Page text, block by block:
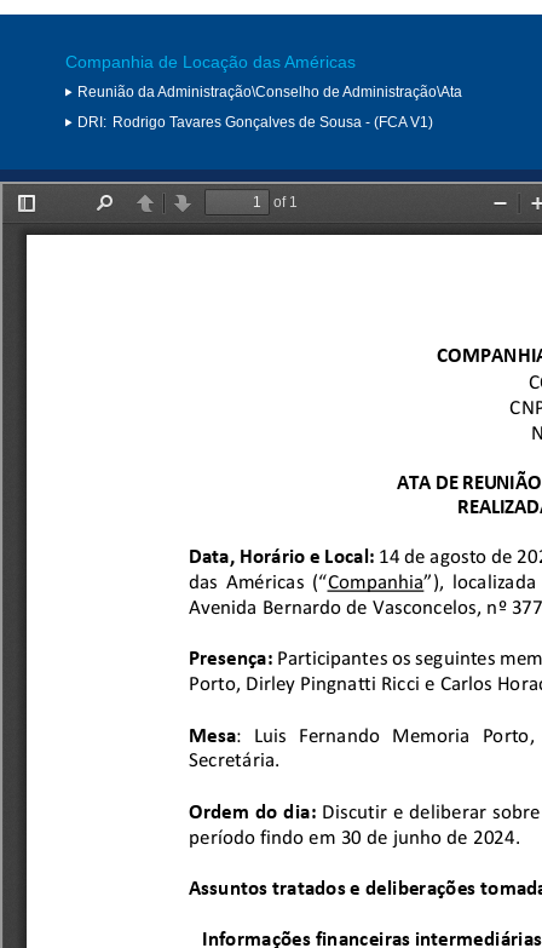
Companhia de Locação das Américas
Reunião da Administração\Conselho de Administração\Ata
DRI: Rodrigo Tavares Gonçalves de Sousa - (FCA V1)